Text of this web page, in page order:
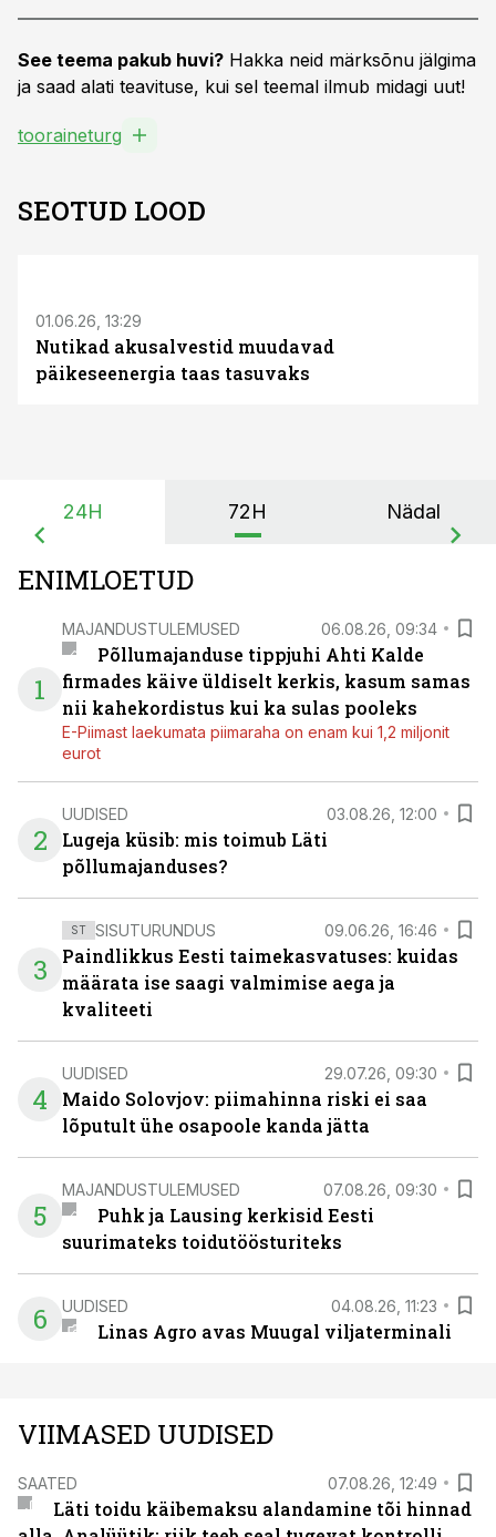
See teema pakub huvi? Hakka neid märksõnu jälgima
ja saad alati teavituse, kui sel teemal ilmub midagi uut!
tooraineturg
SEOTUD LOOD
01.06.26, 13:29
Nutikad akusalvestid muudavad
päikeseenergia taas tasuvaks
24H 72H Nädal
ENIMLOETUD
1
MAJANDUSTULEMUSED 06.08.26, 09:34
Põllumajanduse tippjuhi Ahti Kalde
firmades käive üldiselt kerkis, kasum samas
nii kahekordistus kui ka sulas pooleks
E-Piimast laekumata piimaraha on enam kui 1,2 miljonit
eurot
2
UUDISED 03.08.26, 12:00
Lugeja küsib: mis toimub Läti
põllumajanduses?
3
ST SISUTURUNDUS 09.06.26, 16:46
Paindlikkus Eesti taimekasvatuses: kuidas
määrata ise saagi valmimise aega ja
kvaliteeti
4
UUDISED 29.07.26, 09:30
Maido Solovjov: piimahinna riski ei saa
lõputult ühe osapoole kanda jätta
5
MAJANDUSTULEMUSED 07.08.26, 09:30
Puhk ja Lausing kerkisid Eesti
suurimateks toidutöösturiteks
6 UUDISED 04.08.26, 11:23
Linas Agro avas Muugal viljaterminali
VIIMASED UUDISED
SAATED 07.08.26, 12:49
Läti toidu käibemaksu alandamine tõi hinnad